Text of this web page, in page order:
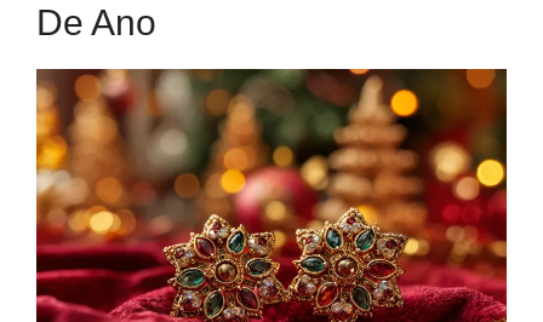
De Ano